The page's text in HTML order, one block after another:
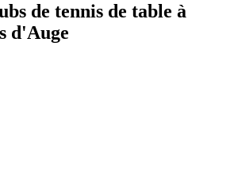
de tennis de table à
d'Auge